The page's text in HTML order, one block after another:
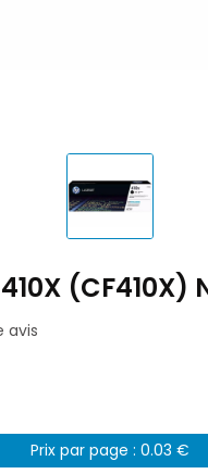
(CF410X)
avis
Prix par page : 0.03 €